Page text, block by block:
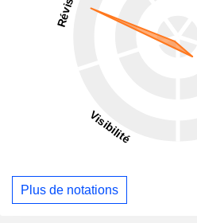
Plus de notations